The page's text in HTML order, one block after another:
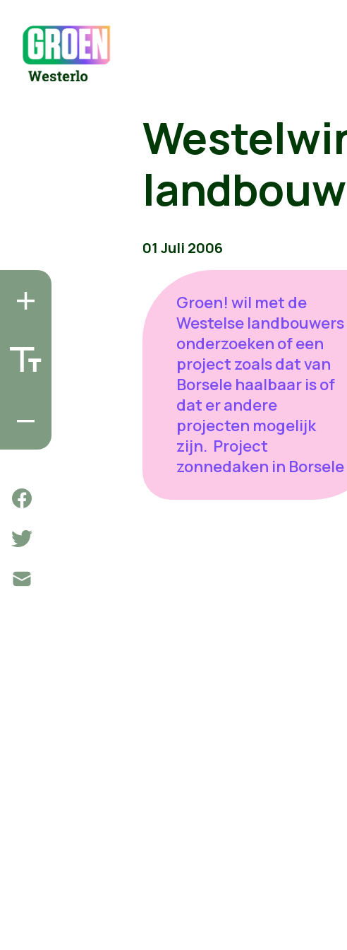
01 Juli 2006
Groen! wil met de
Westelse landbouwers
onderzoeken of een
project zoals dat van
Borsele haalbaar is of
dat er andere
projecten mogelijk
zijn. Project
zonnedaken in Borsele